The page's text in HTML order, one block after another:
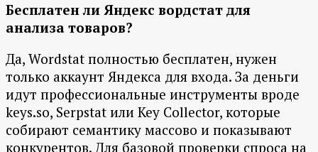
Бесплатен ли Яндекс вордстат для
анализа товаров?
Да, Wordstat полностью бесплатен, нужен
только аккаунт Яндекса для входа. За деньги
идут профессиональные инструменты вроде
keys.so, Serpstat или Key Collector, которые
собирают семантику массово и показывают
конкурентов. Для базовой проверки спроса на